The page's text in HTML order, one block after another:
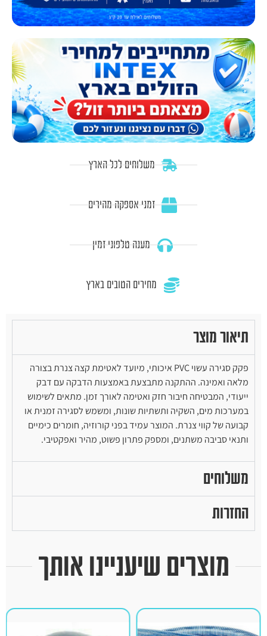
משלוחים לכל הארץ
זמני אספקה מהירים
מענה טלפוני זמין
מחירים הטובים בארץ
תיאור מוצר
פקק סגירה עשוי PVC איכותי, מיועד לאטימת קצה צנרת בצורה
מלאה ואמינה. ההתקנה מתבצעת באמצעות הדבקה עם דבק
ייעודי, המבטיחה חיבור חזק ואטימה לאורך זמן. מתאים לשימוש
במערכות מים, השקיה ותשתיות שונות, ומשמש לסגירה זמנית או
קבועה של קווי צנרת. המוצר עמיד בפני קורוזיה, חומרים כימיים
ותנאי סביבה משתנים, ומספק פתרון פשוט, מהיר ואפקטיבי.
משלוחים
החזרות
מוצרים שיעניינו אותך